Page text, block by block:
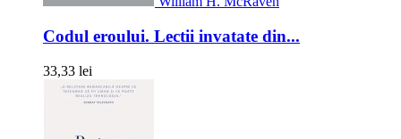
Codul eroului. Lectii invatate din...
33,33 lei